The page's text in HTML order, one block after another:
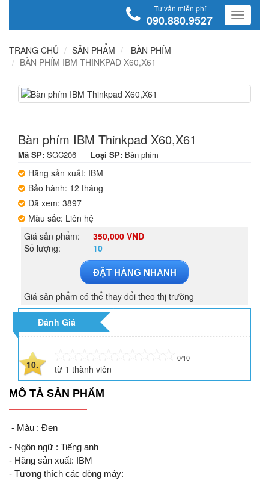
Tư vấn miễn phí
090.880.9527
TRANG CHỦ SẢN PHẨM
BÀN PHÍM
BÀN PHÍM IBM THINKPAD X60,X61
Bàn phím IBM Thinkpad X60,X61
Mã SP: SGC206 Loại SP: Bàn phím
Hãng sản xuất: IBM
Bảo hành: 12 tháng
Đã xem: 3897
Màu sắc: Liên hệ
Giá sản phẩm:
350,000 VND
Số lượng:
10
ĐẶT HÀNG NHANH
Giá sản phẩm có thể thay đổi theo thị trường
Đánh Giá
10.
0/10
từ 1 thành viên
MÔ TẢ SẢN PHẨM
- Màu : Đen
- Ngôn ngữ : Tiếng anh
- Hãng sản xuất: IBM
- Tương thích các dòng máy: